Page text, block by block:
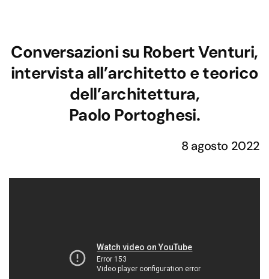
Conversazioni su Robert Venturi,
intervista all’architetto e teorico
dell’architettura,
Paolo Portoghesi.
8 agosto 2022